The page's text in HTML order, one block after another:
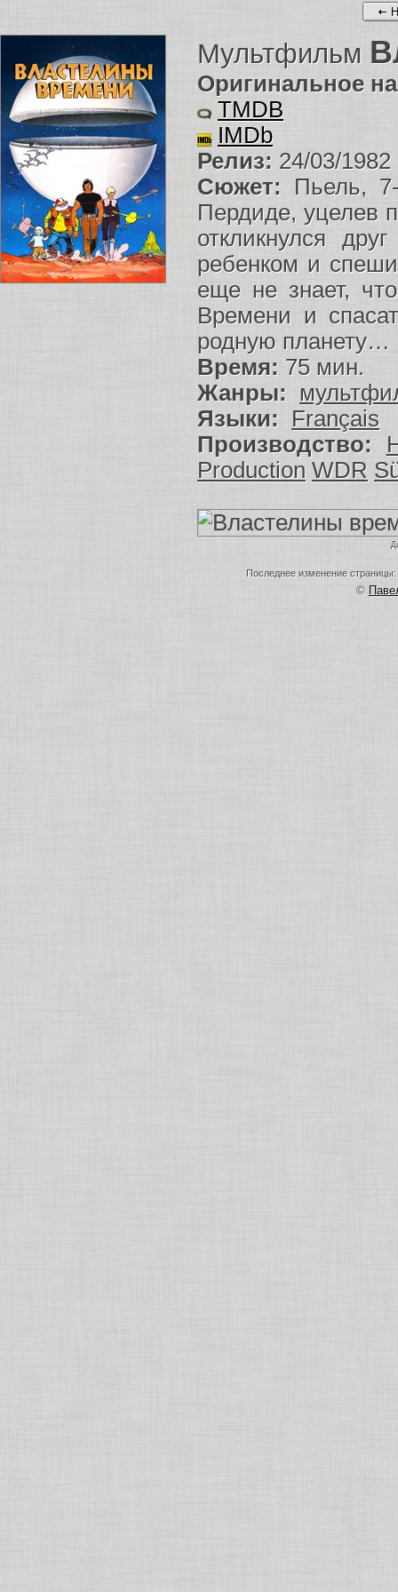
Мультфильм
Оригинальное
TMDB
IMDb
Релиз: 24/03/1982
Сюжет: Пьель,
Пердиде, уцелев
откликнулся
ребенком и
еще не знает,
Времени и
родную планету…
Время: 75 мин.
Жанры:
Языки:
Français
Производство:
Production WDR
Последнее изменение
©